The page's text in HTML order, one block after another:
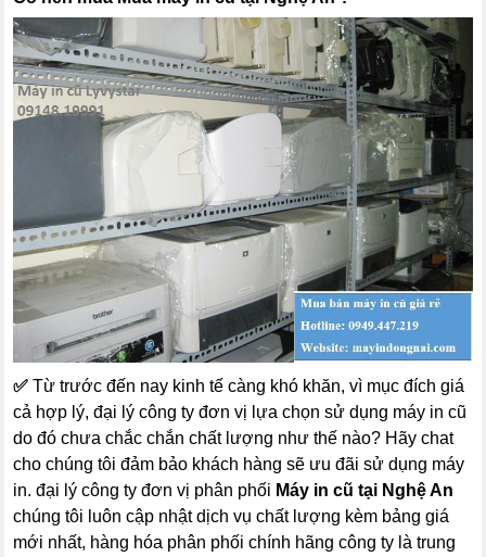
✅ Từ trước đến nay kinh tế càng khó khăn, vì mục đích giá
cả hợp lý, đại lý công ty đơn vị lựa chọn sử dụng máy in cũ
do đó chưa chắc chắn chất lượng như thế nào? Hãy chat
cho chúng tôi đảm bảo khách hàng sẽ ưu đãi sử dụng máy
in. đại lý công ty đơn vị phân phối Máy in cũ tại Nghệ An
chúng tôi luôn cập nhật dịch vụ chất lượng kèm bảng giá
mới nhất, hàng hóa phân phối chính hãng công ty là trung